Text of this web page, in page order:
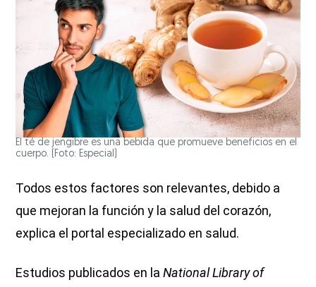
El té de jengibre es una bebida que promueve beneficios en el
cuerpo. (Foto: Especial)
Todos estos factores son relevantes, debido a
que mejoran la función y la salud del corazón,
explica el portal especializado en salud.
Estudios publicados en laNational Library of